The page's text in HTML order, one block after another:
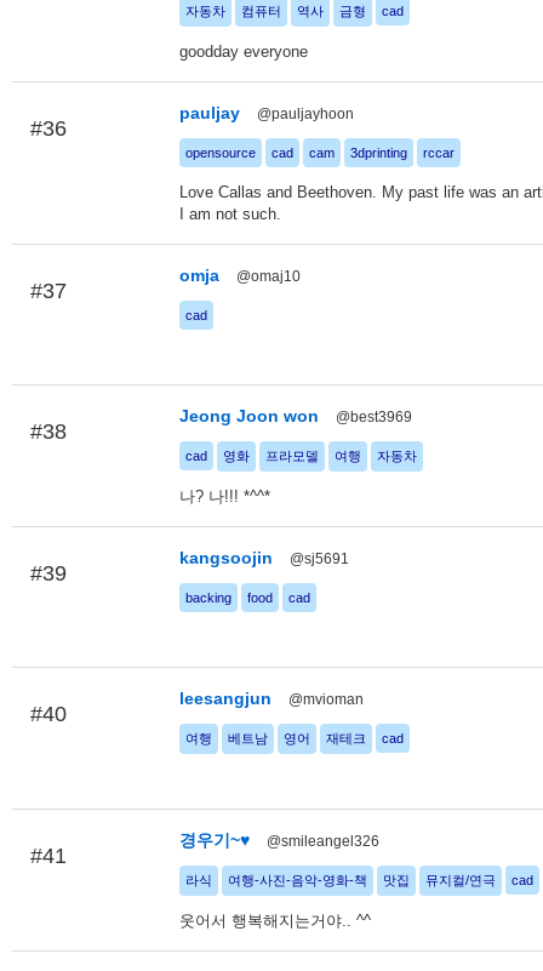
자동차 컴퓨터 역사 금형 cad
goodday everyone
#36
pauljay @pauljayhoon
opensource cad cam 3dprinting rccar
Love Callas and Beethoven. My past life was an
I am not such.
#37
omja @omaj10
cad
#38
Jeong Joon won @best3969
cad 영화 프라모델 여행 자동차
나? 나!!! *^^*
#39
kangsoojin @sj5691
backing food cad
#40
leesangjun @mvioman
여행 베트남 영어 재테크 cad
#41
경우기~♥ @smileangel326
라식 여행-사진-음악-영화-책 맛집 뮤지컬/연극 cad
웃어서 행복해지는거야.. ^^